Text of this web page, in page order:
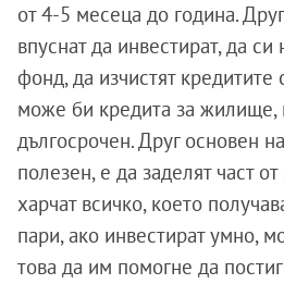
от 4-5 месеца до година.
впуснат да инвестират, да си
фонд, да изчистят кредитите
може би кредита за жилище,
дългосрочен. Друг основен
полезен, е да заделят част
харчат всичко, което
пари, ако инвестират умно,
това да им помогне да